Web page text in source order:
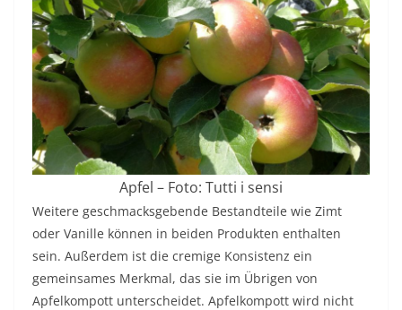
Apfel – Foto: Tutti i sensi
Weitere geschmacksgebende Bestandteile wie Zimt
oder Vanille können in beiden Produkten enthalten
sein. Außerdem ist die cremige Konsistenz ein
gemeinsames Merkmal, das sie im Übrigen von
Apfelkompott unterscheidet. Apfelkompott wird nicht